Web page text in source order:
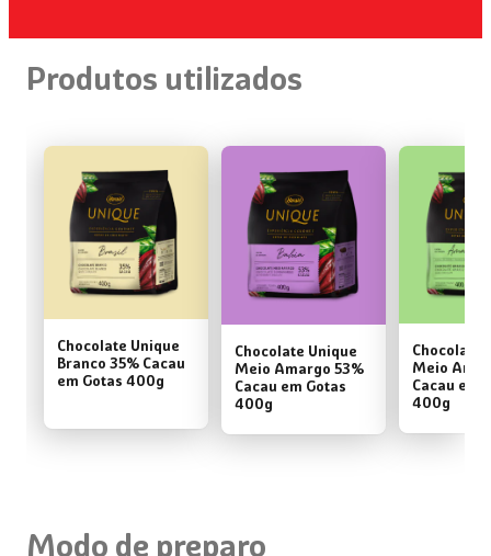
Produtos utilizados
Chocolate Unique
Branco 35% Cacau
em Gotas 400g
Chocolate Unique
Meio Amargo 53%
Cacau em Gotas
400g
Chocolate
Meio
Cacau em
400g
Modo de preparo